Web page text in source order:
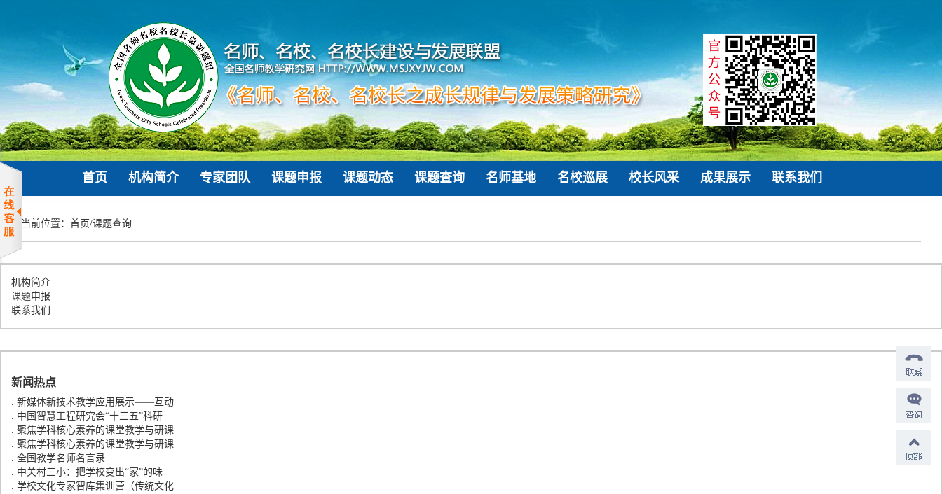
首页 机构简介 专家团队 课题申报 课题动态 课题查询 名师基地 名校巡展 校长风采 成果展示 联系我们
当前位置： 首页/课题查询
机构简介
课题申报
联系我们
新闻热点
. 新媒体新技术教学应用展示——互动
. 中国智慧工程研究会“十三五”科研
. 聚焦学科核心素养的课堂教学与研课
. 聚焦学科核心素养的课堂教学与研课
. 全国教学名师名言录
. 中关村三小：把学校变出“家”的味
. 学校文化专家智库集训营（传统文化